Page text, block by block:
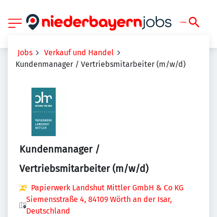
Jobs
Verkauf und Handel
Kundenmanager / Vertriebsmitarbeiter (m/w/d)
Kundenmanager /
Vertriebsmitarbeiter (m/w/d)
Papierwerk Landshut Mittler GmbH & Co KG
Siemensstraße 4, 84109 Wörth an der Isar,
Deutschland